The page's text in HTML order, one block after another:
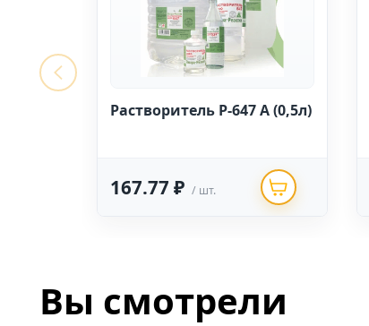
Растворитель Р-647 А (0,5л)
167.77 ₽ / шт.
Вы смотрели